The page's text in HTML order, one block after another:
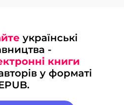
українські
-
книги
у форматі